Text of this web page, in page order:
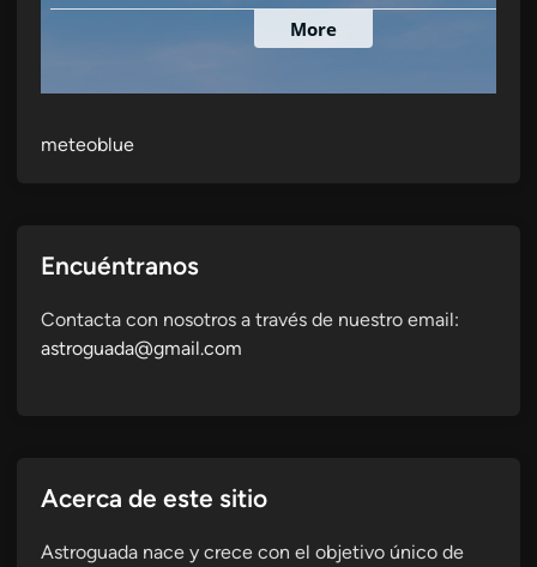
meteoblue
Encuéntranos
Contacta con nosotros a través de nuestro email:
astroguada@gmail.com
Acerca de este sitio
Astroguada nace y crece con el objetivo único de